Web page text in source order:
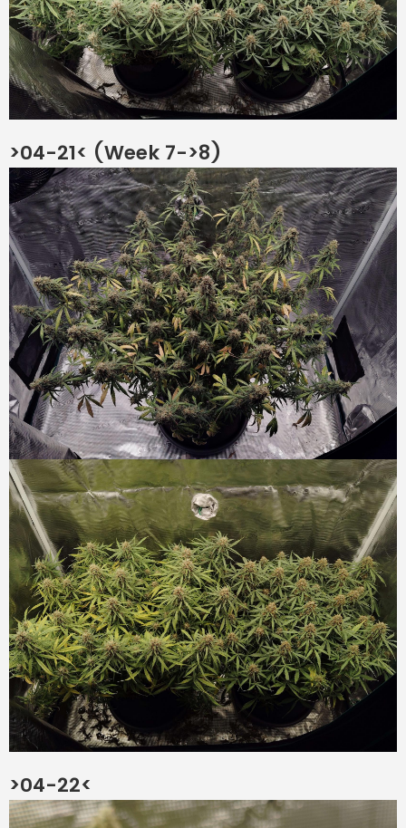
>04-21< (Week 7->8)
>04-22<